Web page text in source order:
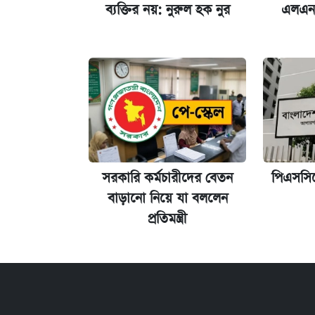
ব্যক্তির নয়: নুরুল হক নুর
সরকারি কর্মচারীদের বেতন
বাড়ানো নিয়ে যা বললেন
প্রতিমন্ত্রী